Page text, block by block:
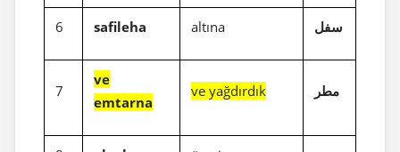
6 safileha altına سفل
7
ve
emtarna
ve yağdırdık مطر